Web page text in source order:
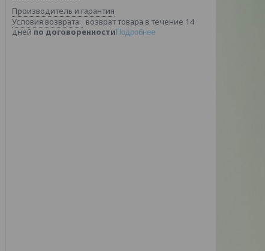
Производитель и гарантия
возврат товара в течение 14
дней по договоренности Подробнее